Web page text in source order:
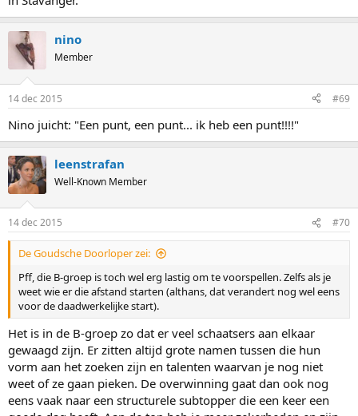
nino
Member
14 dec 2015 #69
Nino juicht: "Een punt, een punt... ik heb een punt!!!!"
leenstrafan
Well-Known Member
14 dec 2015 #70
De Goudsche Doorloper zei:
Pff, die B-groep is toch wel erg lastig om te voorspellen. Zelfs als je
weet wie er die afstand starten (althans, dat verandert nog wel eens
voor de daadwerkelijke start).
Het is in de B-groep zo dat er veel schaatsers aan elkaar
gewaagd zijn. Er zitten altijd grote namen tussen die hun
vorm aan het zoeken zijn en talenten waarvan je nog niet
weet of ze gaan pieken. De overwinning gaat dan ook nog
eens vaak naar een structurele subtopper die een keer een